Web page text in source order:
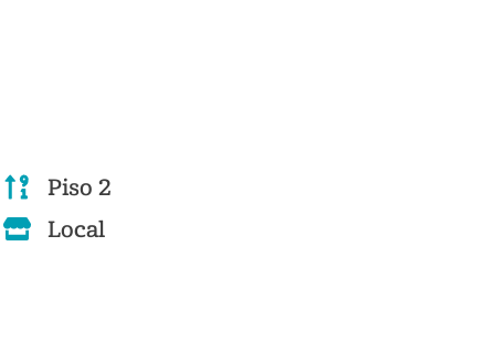
Piso 2
Local